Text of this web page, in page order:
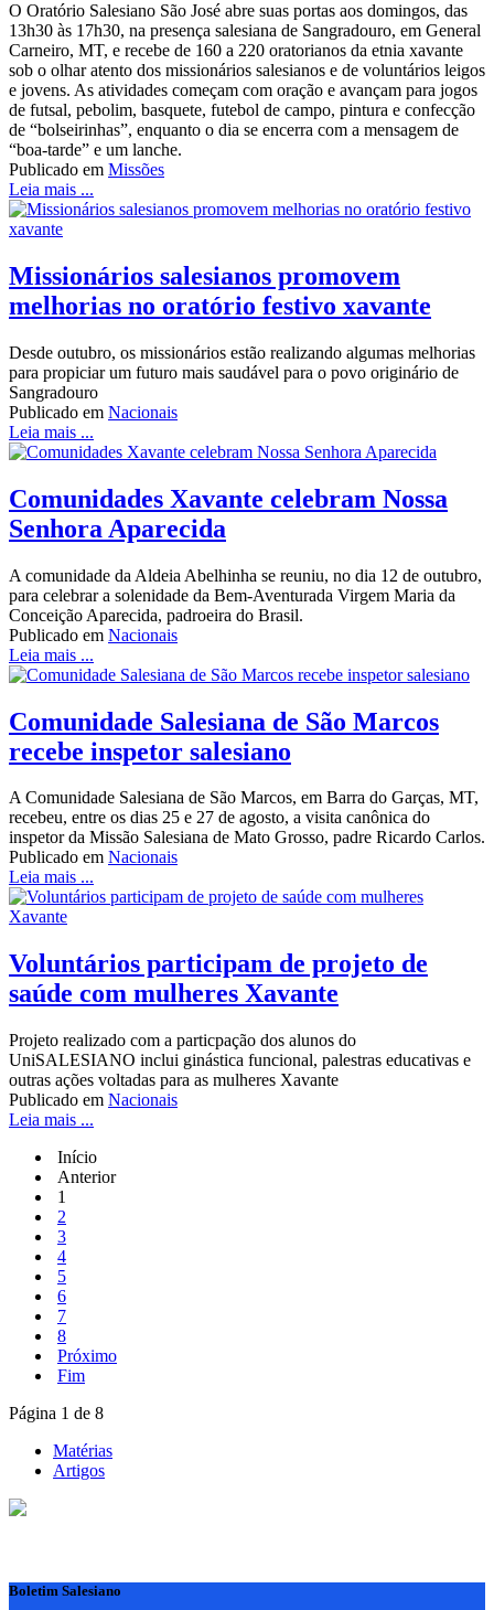
O Oratório Salesiano São José abre suas portas aos domingos, das
13h30 às 17h30, na presença salesiana de Sangradouro, em General
Carneiro, MT, e recebe de 160 a 220 oratorianos da etnia xavante
sob o olhar atento dos missionários salesianos e de voluntários leigos
e jovens. As atividades começam com oração e avançam para jogos
de futsal, pebolim, basquete, futebol de campo, pintura e confecção
de “bolseirinhas”, enquanto o dia se encerra com a mensagem de
“boa-tarde” e um lanche.
Publicado em Missões
Leia mais ...
Missionários salesianos promovem
melhorias no oratório festivo xavante
Desde outubro, os missionários estão realizando algumas melhorias
para propiciar um futuro mais saudável para o povo originário de
Sangradouro
Publicado em Nacionais
Leia mais ...
Comunidades Xavante celebram Nossa
Senhora Aparecida
A comunidade da Aldeia Abelhinha se reuniu, no dia 12 de outubro,
para celebrar a solenidade da Bem-Aventurada Virgem Maria da
Conceição Aparecida, padroeira do Brasil.
Publicado em Nacionais
Leia mais ...
Comunidade Salesiana de São Marcos
recebe inspetor salesiano
A Comunidade Salesiana de São Marcos, em Barra do Garças, MT,
recebeu, entre os dias 25 e 27 de agosto, a visita canônica do
inspetor da Missão Salesiana de Mato Grosso, padre Ricardo Carlos.
Publicado em Nacionais
Leia mais ...
Voluntários participam de projeto de
saúde com mulheres Xavante
Projeto realizado com a particpação dos alunos do
UniSALESIANO inclui ginástica funcional, palestras educativas e
outras ações voltadas para as mulheres Xavante
Publicado em Nacionais
Leia mais ...
Início
Anterior
1
2
3
4
5
6
7
8
Próximo
Fim
Página 1 de 8
Matérias
Artigos
Boletim Salesiano